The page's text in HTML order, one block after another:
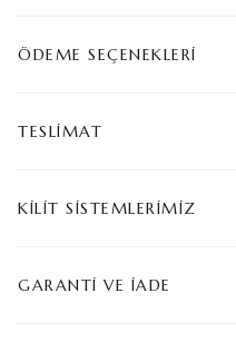
ÖDEME SEÇENEKLERI
TESLIMAT
KILIT SISTEMLERIMIZ
GARANTI VE İADE